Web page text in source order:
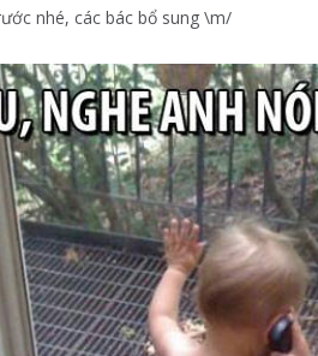
nhé, các bác bổ sung \m/